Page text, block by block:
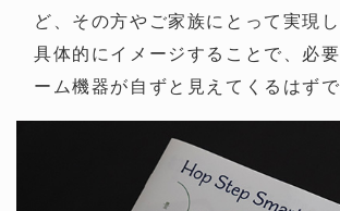
ど、その方やご家族にとって実現
具体的にイメージすることで、必
ーム機器が自ずと見えてくるはずで